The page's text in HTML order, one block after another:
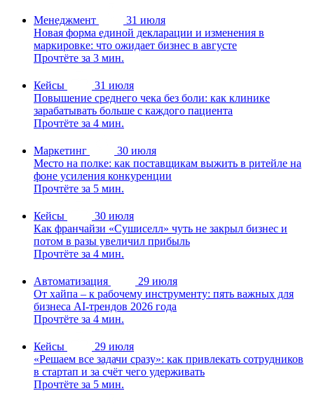
Менеджмент
31 июля
Новая форма единой декларации и изменения в
маркировке: что ожидает бизнес в августе
Прочтёте за 3 мин.
Кейсы
31 июля
Повышение среднего чека без боли: как клинике
зарабатывать больше с каждого пациента
Прочтёте за 4 мин.
Маркетинг
30 июля
Место на полке: как поставщикам выжить в ритейле на
фоне усиления конкуренции
Прочтёте за 5 мин.
Кейсы
30 июля
Как франчайзи «Сушиселл» чуть не закрыл бизнес и
потом в разы увеличил прибыль
Прочтёте за 4 мин.
Автоматизация
29 июля
От хайпа – к рабочему инструменту: пять важных для
бизнеса AI-трендов 2026 года
Прочтёте за 4 мин.
Кейсы
29 июля
«Решаем все задачи сразу»: как привлекать сотрудников
в стартап и за счёт чего удерживать
Прочтёте за 5 мин.